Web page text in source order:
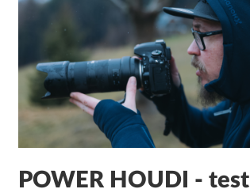
POWER HOUDI - test